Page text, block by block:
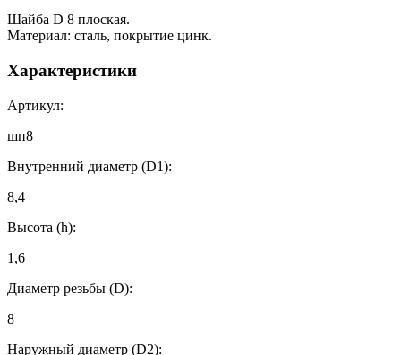
Шайба D 8 плоская.
Материал: сталь, покрытие цинк.
Характеристики
Артикул:
шп8
Внутренний диаметр (D1):
8,4
Высота (h):
1,6
Диаметр резьбы (D):
8
Наружный диаметр (D2):